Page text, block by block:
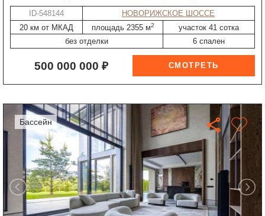
ID-548144
НОВОРИЖСКОЕ ШОССЕ
20 км от МКАД
площадь 2355 м2
участок 41 сотка
без отделки
6 спален
500 000 000 ₽
бассейн